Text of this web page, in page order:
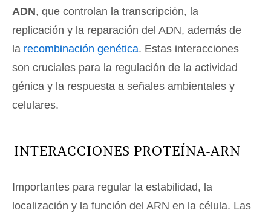
ADN, que controlan la transcripción, la
replicación y la reparación del ADN, además de
la recombinación genética. Estas interacciones
son cruciales para la regulación de la actividad
génica y la respuesta a señales ambientales y
celulares.
INTERACCIONES PROTEÍNA-ARN
Importantes para regular la estabilidad, la
localización y la función del ARN en la célula. Las